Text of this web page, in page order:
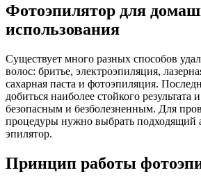
Фотоэпилятор для
использования
Существует много разных способов
волос: бритье, электроэпиляция,
сахарная паста и фотоэпиляция.
добиться наиболее стойкого результата
безопасным и безболезненным. Для
процедуры нужно выбрать подходящий
эпилятор.
Принцип работы